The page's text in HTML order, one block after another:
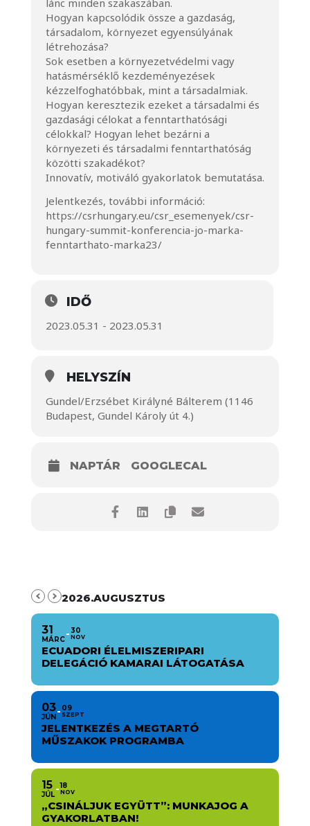
lánc minden szakaszában.
Hogyan kapcsolódik össze a gazdaság,
társadalom, környezet egyensúlyának
létrehozása?
Sok esetben a környezetvédelmi vagy
hatásmérséklő kezdeményezések
kézzelfoghatóbbak, mint a társadalmiak.
Hogyan keresztezik ezeket a társadalmi és
gazdasági célokat a fenntarthatósági
célokkal? Hogyan lehet bezárni a
környezeti és társadalmi fenntarthatóság
közötti szakadékot?
Innovatív, motiváló gyakorlatok bemutatása.
Jelentkezés, további információ:
https://csrhungary.eu/csr_esemenyek/csr-
hungary-summit-konferencia-jo-marka-
fenntarthato-marka23/
IDŐ
2023.05.31 - 2023.05.31
HELYSZÍN
Gundel/Erzsébet Királyné Bálterem (1146
Budapest, Gundel Károly út 4.)
NAPTÁR GOOGLECAL
2026.AUGUSZTUS
31
MÁRC
30
NOV
ECUADORI ÉLELMISZERIPARI
DELEGÁCIÓ KAMARAI LÁTOGATÁSA
03
JÚN
09
SZEPT
JELENTKEZÉS A MEGTARTÓ
MŰSZAKOK PROGRAMBA
15
JÚL
18
NOV
„CSINÁLJUK EGYÜTT”: MUNKAJOG A
GYAKORLATBAN!